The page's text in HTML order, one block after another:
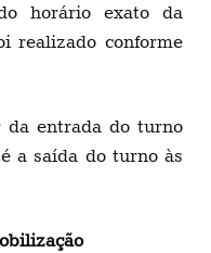
horário exato da
realizado conforme
entrada do turno
a saída do turno às